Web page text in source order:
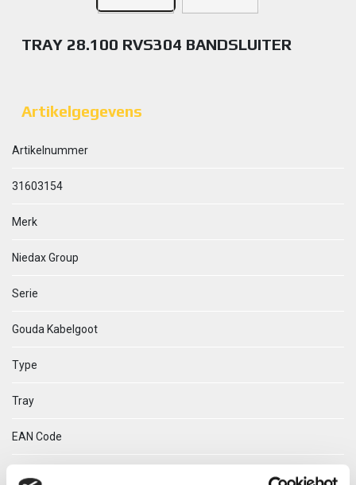
TRAY 28.100 RVS304 BANDSLUITER
Artikelgegevens
Artikelnummer
31603154
Merk
Niedax Group
Serie
Gouda Kabelgoot
Type
Tray
EAN Code